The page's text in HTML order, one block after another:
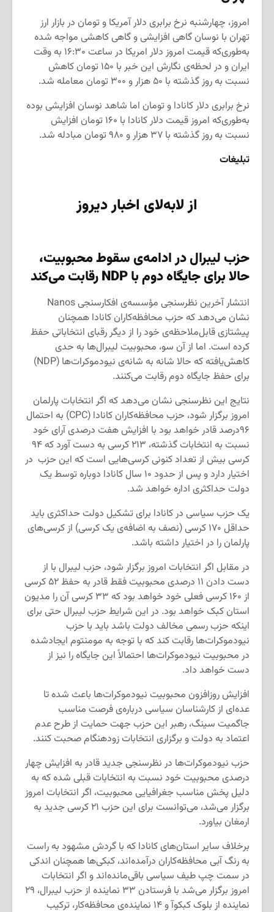
امروز، چهارشنبه نرخ برابری دلار آمریکا و تومان در بازار ارز
تهران با نوسان گاهی افزایشی و گاهی کاهشی مواجه شده
به‌طوری‌که قیمت امروز دلار امریکا در ساعت ۱۶:۳۰ به وقت
ایران و در لحظه‌ی نگارش این خبر با ۱۵۰ تومان کاهش
نسبت به روز گذشته با ۵۰ هزار و ۳۰۰ تومان معامله شد.
نرخ برابری دلار کانادا و تومان اما شاهد نوسان افزایشی بوده
به‌طوری‌که امروز قیمت دلار کانادا با ۱۶۰ تومان افزایش
نسبت به روز گذشته با ۳۷ هزار و ۹۸۰ تومان مبادله شد.
تبلیغات
از لابه‌لای اخبار دیروز
حزب لیبرال در ادامه‌ی سقوط محبوبیت،
حالا برای جایگاه دوم باNDPرقابت می‌کند
انتشار آخرین نظرسنجی مؤسسه‌ی افکارسنجی Nanos
نشان می‌دهد که حزب محافظه‌کاران کانادا همچنان
پیشتازی قابل‌ملاحظه‌ی خود را از دیگر رقبای انتخاباتی حفظ
کرده است. اما از آن سو، محبوبیت لیبرال‌ها به حدی
کاهش‌یافته که حالا شانه به شانه‌ی نیودموکرات‌ها (NDP)
برای حفظ جایگاه دوم رقابت می‌کنند.
نتایج این نظرسنجی نشان می‌دهد که اگر انتخابات پارلمان
امروز برگزار شود، حزب محافظه‌کاران کانادا (CPC) به احتمال
۹۶درصد قادر خواهد بود با افزایش هفت درصدی آرای خود
نسبت به انتخابات گذشته، ۲۱۳ کرسی به دست آورد که ۹۴
کرسی بیش از تعداد کنونی کرسی‌هایی است که این حزب در
اختیار دارد و پس از حدود ۱۰ سال کانادا دوباره توسط یک
دولت حداکثری اداره خواهد شد.
یک حزب سیاسی در کانادا برای تشکیل دولت حداکثری باید
حداقل ۱۷۰ کرسی (نصف به اضافه‌ی یک کرسی) از کرسی‌های
پارلمان را در اختیار داشته باشد.
در مقابل اگر انتخابات امروز برگزار شود، حزب لیبرال با از
دست دادن ۱۱ درصدی محبوبیت فقط قادر به حفظ ۵۲ کرسی
از ۱۶۰ کرسی فعلی خود خواهد بود که ۳۳ کرسی آن را مدیون
استان کبک خواهد بود. در این شرایط حزب لیبرال حتی برای
اینکه حزب رسمی مخالف دولت باشد باید با حزب
نیودموکرات‌ها رقابت کند که با توجه به مومنتوم ایجادشده
در محبوبیت نیودموکرات‌ها احتمالاً این جایگاه را نیز از
دست خواهد داد.
افزایش روزافزون محبوبیت نیودموکرات‌ها باعث شده تا
عده‌ای از کارشناسان سیاسی درباره‌ی فرصت مناسب
جاگمیت سینگ، رهبر این حزب جهت حمایت از طرح عدم
اعتماد به دولت و برگزاری انتخابات زودهنگام صحبت کنند.
حزب نیودموکرات‌ها در نظرسنجی جدید قادر به افزایش چهار
درصدی محبوبیت خود نسبت به انتخابات قبلی شده که به
دلیل پخش مناسب جغرافیایی محبوبیت، اگر انتخابات امروز
برگزار می‌شد، می‌توانست برای این حزب ۲۱ کرسی جدید به
ارمغان بیاورد.
برخلاف سایر استان‌های کانادا که با گردش مشهود به راست
به رنگ آبی محافظه‌کاران درآمده‌اند، کبکی‌ها همچنان اندکی
در سمت چپ طیف سیاسی باقی‌مانده‌اند و اگر انتخابات
امروز برگزار می‌شد با فرستادن ۳۳ نماینده از حزب لیبرال، ۲۹
نماینده از بلوک کبکوآ و ۱۴ نماینده‌ی محافظه‌کار، ترکیب